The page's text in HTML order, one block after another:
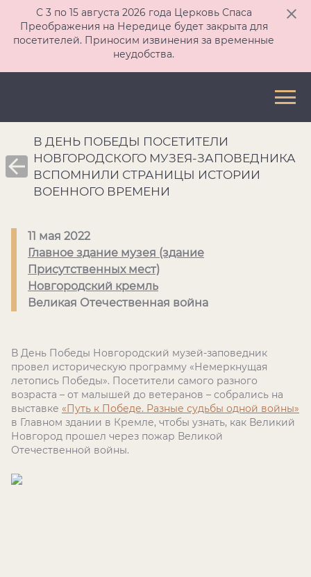
С 3 по 15 августа 2026 года Церковь Спаса
Преображения на Нередице будет закрыта для
посетителей. Приносим извинения за временные
неудобства.
В ДЕНЬ ПОБЕДЫ ПОСЕТИТЕЛИ
НОВГОРОДСКОГО МУЗЕЯ-ЗАПОВЕДНИКА
ВСПОМНИЛИ СТРАНИЦЫ ИСТОРИИ
ВОЕННОГО ВРЕМЕНИ
11 мая 2022
Главное здание музея (здание
Присутственных мест)
Новгородский кремль
Великая Отечественная война
В День Победы Новгородский музей-заповедник
провел историческую программу «Немеркнущая
летопись Победы». Посетители самого разного
возраста – от малышей до ветеранов – собрались на
выставке «Путь к Победе. Разные судьбы одной войны»
в Главном здании в Кремле, чтобы узнать, как Великий
Новгород прошел через пожар Великой
Отечественной войны.